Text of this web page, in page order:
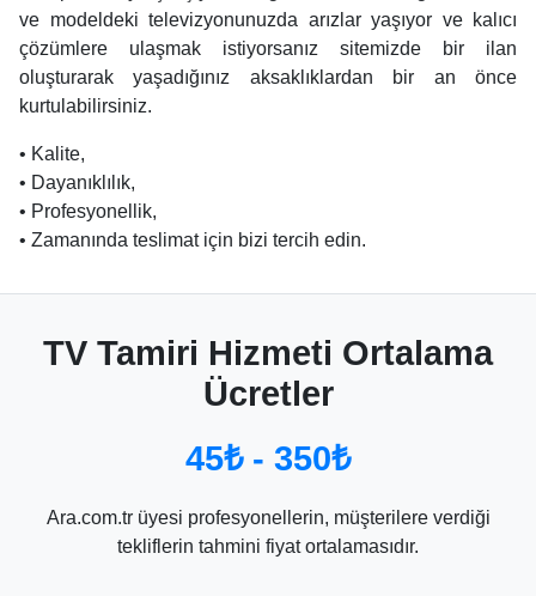
ve modeldeki televizyonunuzda arızlar yaşıyor ve kalıcı
çözümlere ulaşmak istiyorsanız sitemizde bir ilan
oluşturarak yaşadığınız aksaklıklardan bir an önce
kurtulabilirsiniz.
• Kalite,
• Dayanıklılık,
• Profesyonellik,
• Zamanında teslimat için bizi tercih edin.
TV Tamiri Hizmeti Ortalama
Ücretler
45₺ - 350₺
Ara.com.tr üyesi profesyonellerin, müşterilere verdiği
tekliflerin tahmini fiyat ortalamasıdır.